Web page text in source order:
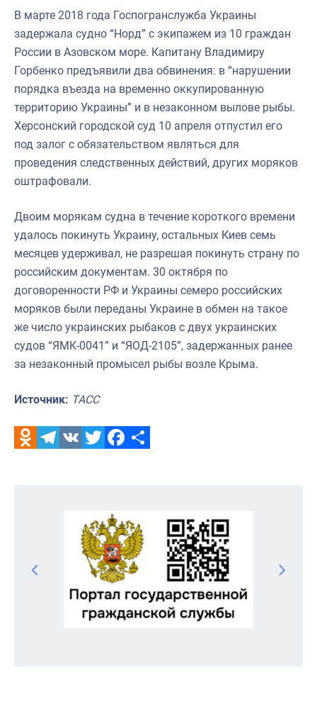
В марте 2018 года Госпогранслужба Украины
задержала судно “Норд” с экипажем из 10 граждан
России в Азовском море. Капитану Владимиру
Горбенко предъявили два обвинения: в “нарушении
порядка въезда на временно оккупированную
территорию Украины” и в незаконном вылове рыбы.
Херсонский городской суд 10 апреля отпустил его
под залог с обязательством являться для
проведения следственных действий, других моряков
оштрафовали.
Двоим морякам судна в течение короткого времени
удалось покинуть Украину, остальных Киев семь
месяцев удерживал, не разрешая покинуть страну по
российским документам. 30 октября по
договоренности РФ и Украины семеро российских
моряков были переданы Украине в обмен на такое
же число украинских рыбаков с двух украинских
судов “ЯМК-0041” и “ЯОД-2105”, задержанных ранее
за незаконный промысел рыбы возле Крыма.
Источник: ТАСС